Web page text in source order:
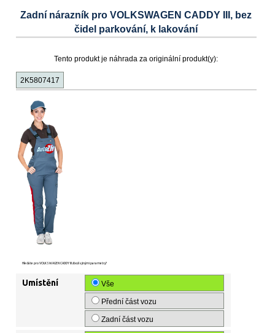
Zadní nárazník pro VOLKSWAGEN CADDY III, bez
čidel parkování, k lakování
Tento produkt je náhrada za originální produkt(y):
2K5807417
Hledáte pro VOLKSWAGEN CADDY III zboží s jinými parametry?
Umístění Vše
Přední část vozu
Zadní část vozu